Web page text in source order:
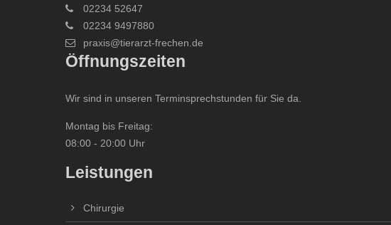
02234 52647
02234 9497880
praxis@tierarzt-frechen.de
Öffnungszeiten
Wir sind in unseren Terminsprechstunden für Sie da.
Montag bis Freitag:
08:00 - 20:00 Uhr
Leistungen
Chirurgie